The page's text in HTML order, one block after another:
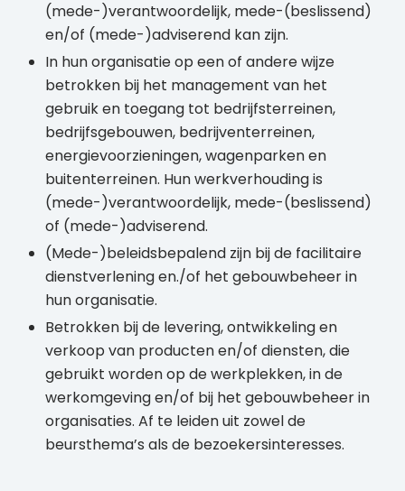
(mede-)verantwoordelijk, mede-(beslissend)
en/of (mede-)adviserend kan zijn.
In hun organisatie op een of andere wijze
betrokken bij het management van het
gebruik en toegang tot bedrijfsterreinen,
bedrijfsgebouwen, bedrijventerreinen,
energievoorzieningen, wagenparken en
buitenterreinen. Hun werkverhouding is
(mede-)verantwoordelijk, mede-(beslissend)
of (mede-)adviserend.
(Mede-)beleidsbepalend zijn bij de facilitaire
dienstverlening en./of het gebouwbeheer in
hun organisatie.
Betrokken bij de levering, ontwikkeling en
verkoop van producten en/of diensten, die
gebruikt worden op de werkplekken, in de
werkomgeving en/of bij het gebouwbeheer in
organisaties. Af te leiden uit zowel de
beursthema’s als de bezoekersinteresses.